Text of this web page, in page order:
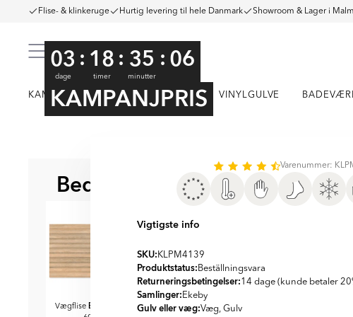
Flise- & klinkeruge Hurtig levering til hele Danmark Showroom & Lager i
KAMPAGNE KLINKER FLISER VINYLGULVE
03
dage
: 18
timer
: 35
minutter
:05
KAMPANJPRIS
Bedre sammen BEDST AT KOMBINERE MED
Vægflise Ekeby
Beige Mat
TræklinkerEkebyBeige Mat
Varenummer:
Vigtigste info
SKU: KLPM4139
Produktstatus: Beställningsvara
Returneringsbetingelser:14 dage (kunde betaler
Samlinger: Ekeby
Gulv eller væg:Væg, Gulv